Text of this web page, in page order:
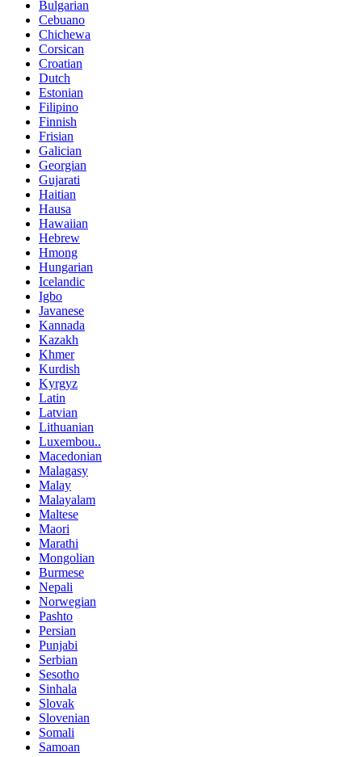
Bulgarian
Cebuano
Chichewa
Corsican
Croatian
Dutch
Estonian
Filipino
Finnish
Frisian
Galician
Georgian
Gujarati
Haitian
Hausa
Hawaiian
Hebrew
Hmong
Hungarian
Icelandic
Igbo
Javanese
Kannada
Kazakh
Khmer
Kurdish
Kyrgyz
Latin
Latvian
Lithuanian
Luxembou..
Macedonian
Malagasy
Malay
Malayalam
Maltese
Maori
Marathi
Mongolian
Burmese
Nepali
Norwegian
Pashto
Persian
Punjabi
Serbian
Sesotho
Sinhala
Slovak
Slovenian
Somali
Samoan